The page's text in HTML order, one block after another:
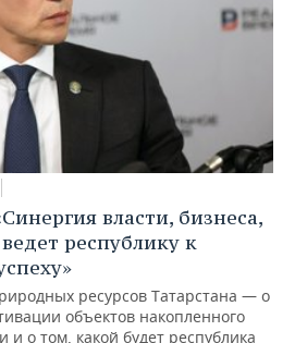
власти, бизнеса,
республику к
ресурсов Татарстана — о
объектов накопленного
о том, какой будет республика